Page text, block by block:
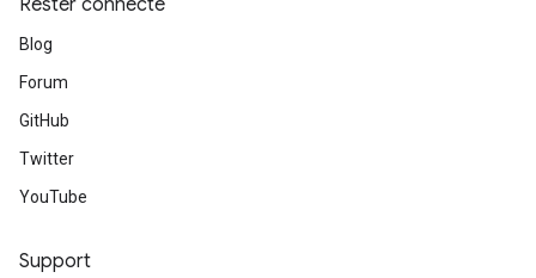
Rester connecté
Blog
Forum
GitHub
Twitter
YouTube
Support